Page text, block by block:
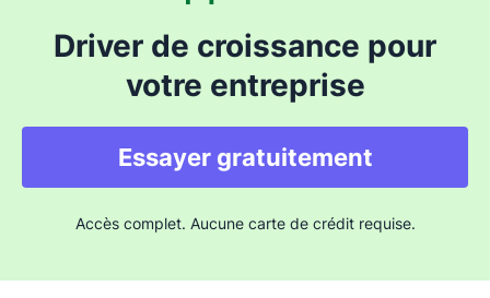
Driver de croissance pour
votre entreprise
Essayer gratuitement
Accès complet. Aucune carte de crédit requise.